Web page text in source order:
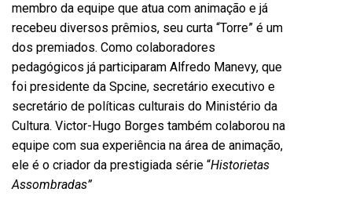
membro da equipe que atua com animação e já
recebeu diversos prêmios, seu curta “Torre” é um
dos premiados. Como colaboradores
pedagógicos já participaram Alfredo Manevy, que
foi presidente da Spcine, secretário executivo e
secretário de políticas culturais do Ministério da
Cultura. Victor-Hugo Borges também colaborou na
equipe com sua experiência na área de animação,
ele é o criador da prestigiada série “Historietas
Assombradas”